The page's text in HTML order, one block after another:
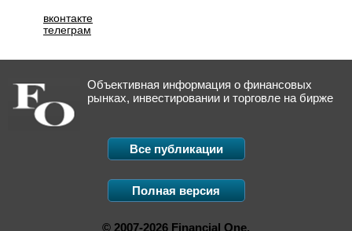
вконтакте
телеграм
Объективная информация о финансовых
рынках, инвестировании и торговле на бирже
Все публикации
Полная версия
© 2007-2026 Financial One.